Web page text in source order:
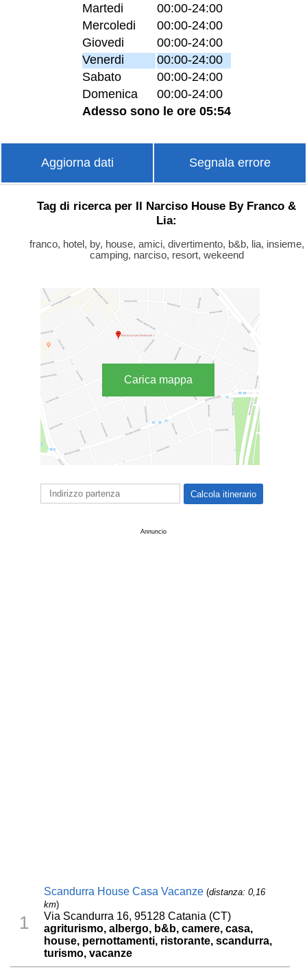
Martedi
00:00-24:00
Mercoledi
00:00-24:00
Giovedi
00:00-24:00
Venerdi
00:00-24:00
Sabato
00:00-24:00
Domenica
00:00-24:00
Adesso sono le ore 05:54
Aggiorna dati Segnala errore
Tag di ricerca per Il Narciso House By Franco &
Lia:
franco, hotel, by, house, amici, divertimento, b&b, lia, insieme,
camping, narciso, resort, wekeend
Carica mappa
Annuncio
1
Scandurra House Casa Vacanze (distanza: 0,16
km)
Via Scandurra 16, 95128 Catania (CT)
agriturismo, albergo, b&b, camere, casa,
house, pernottamenti, ristorante, scandurra,
turismo, vacanze